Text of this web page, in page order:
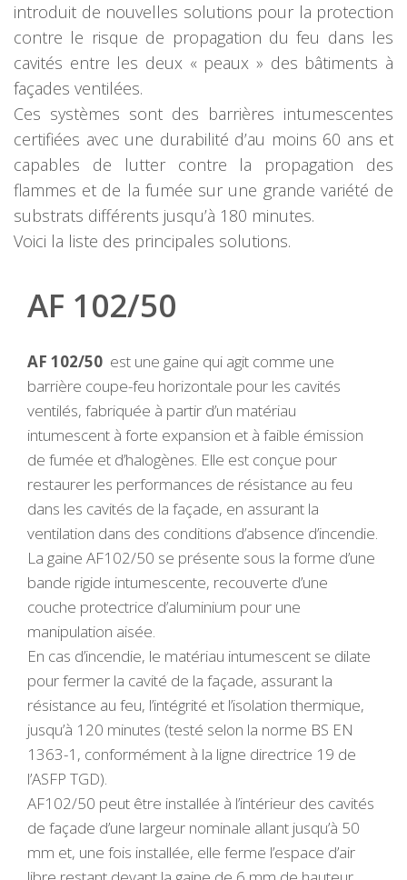
introduit de nouvelles solutions pour la protection
contre le risque de propagation du feu dans les
cavités entre les deux « peaux » des bâtiments à
façades ventilées.
Ces systèmes sont des barrières intumescentes
certifiées avec une durabilité d’au moins 60 ans et
capables de lutter contre la propagation des
flammes et de la fumée sur une grande variété de
substrats différents jusqu’à 180 minutes.
Voici la liste des principales solutions.
AF 102/50
AF 102/50 est une gaine qui agit comme une
barrière coupe-feu horizontale pour les cavités
ventilés, fabriquée à partir d’un matériau
intumescent à forte expansion et à faible émission
de fumée et d’halogènes. Elle est conçue pour
restaurer les performances de résistance au feu
dans les cavités de la façade, en assurant la
ventilation dans des conditions d’absence d’incendie.
La gaine AF102/50 se présente sous la forme d’une
bande rigide intumescente, recouverte d’une
couche protectrice d’aluminium pour une
manipulation aisée.
En cas d’incendie, le matériau intumescent se dilate
pour fermer la cavité de la façade, assurant la
résistance au feu, l’intégrité et l’isolation thermique,
jusqu’à 120 minutes (testé selon la norme BS EN
1363-1, conformément à la ligne directrice 19 de
l’ASFP TGD).
AF102/50 peut être installée à l’intérieur des cavités
de façade d’une largeur nominale allant jusqu’à 50
mm et, une fois installée, elle ferme l’espace d’air